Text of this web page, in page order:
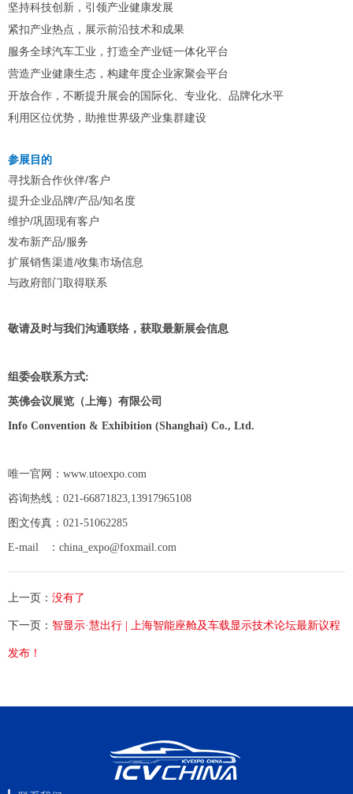
坚持科技创新，引领产业健康发展
紧扣产业热点，展示前沿技术和成果
服务全球汽车工业，打造全产业链一体化平台
营造产业健康生态，构建年度企业家聚会平台
开放合作，不断提升展会的国际化、专业化、品牌化水平
利用区位优势，助推世界级产业集群建设
参展目的
寻找新合作伙伴/客户
提升企业品牌/产品/知名度
维护/巩固现有客户
发布新产品/服务
扩展销售渠道/收集市场信息
与政府部门取得联系
敬请及时与我们沟通联络，获取最新展会信息
组委会联系方式:
英佛会议展览（上海）有限公司
Info Convention & Exhibition (Shanghai) Co., Ltd.
唯一官网：www.utoexpo.com
咨询热线 ： 021-66871823,13917965108
图文传真：021-51062285
E-mail ：china_expo@foxmail.com
上一页： 没有了
下一页： 智显示·慧出行 | 上海智能座舱及车载显示技术论坛最新议程
发布！